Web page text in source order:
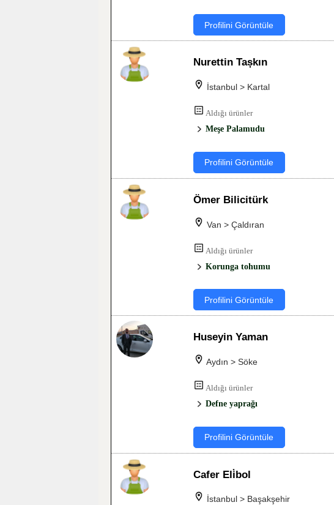
Profilini Görüntüle
Nurettin Tașkın
İstanbul > Kartal
Aldığı ürünler
Meşe Palamudu
Profilini Görüntüle
Ömer Bilicitürk
Van > Çaldıran
Aldığı ürünler
Korunga tohumu
Profilini Görüntüle
Huseyin Yaman
Aydın > Söke
Aldığı ürünler
Defne yaprağı
Profilini Görüntüle
Cafer Eli̇bol
İstanbul > Başakşehir